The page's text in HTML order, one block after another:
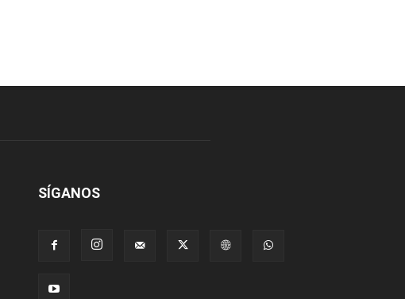
de
el
Folclore
SÍGANOS